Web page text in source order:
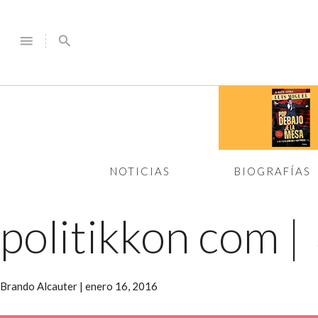
menu search
NOTICIAS BIOGRAFÍAS
politikkon com |
Brando Alcauter | enero 16, 2016